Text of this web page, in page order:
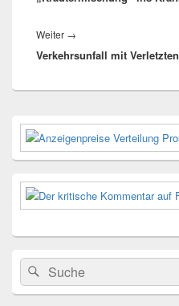
Weiter →
Beitrag:
Verkehrsunfall mit Verletzten
Primärer
Seitenleisten-
Widgetbereich
Suchen
nach:
Suchen